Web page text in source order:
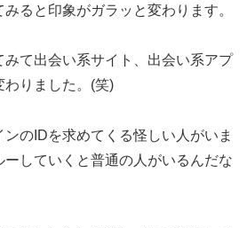
ると印象がガラッと変わります。
て出会い系サイト、出会い系アプ
わりました。(笑)
のIDを求めてくる怪しい人がいま
していくと普通の人がいるんだな